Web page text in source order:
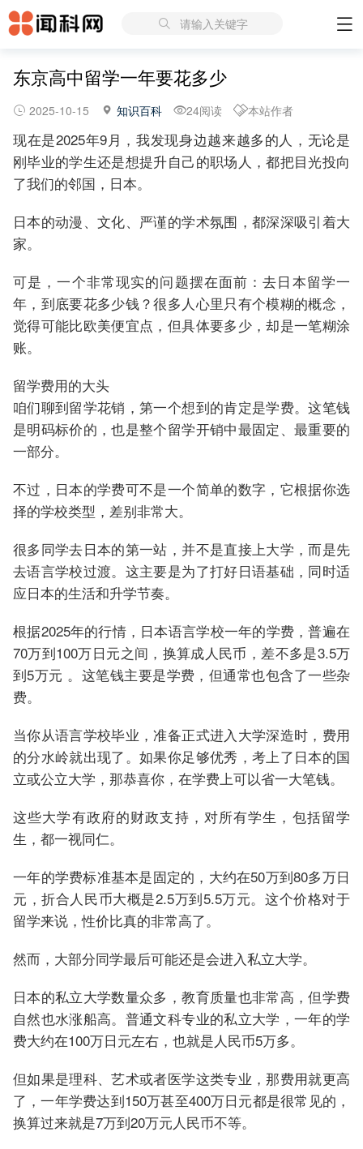
请输入关键字
东京高中留学一年要花多少
2025-10-15 知识百科 24阅读 本站作者
现在是2025年9月，我发现身边越来越多的人，无论是
刚毕业的学生还是想提升自己的职场人，都把目光投向
了我们的邻国，日本。
日本的动漫、文化、严谨的学术氛围，都深深吸引着大
家。
可是，一个非常现实的问题摆在面前：去日本留学一
年，到底要花多少钱？很多人心里只有个模糊的概念，
觉得可能比欧美便宜点，但具体要多少，却是一笔糊涂
账。
留学费用的大头
咱们聊到留学花销，第一个想到的肯定是学费。这笔钱
是明码标价的，也是整个留学开销中最固定、最重要的
一部分。
不过，日本的学费可不是一个简单的数字，它根据你选
择的学校类型，差别非常大。
很多同学去日本的第一站，并不是直接上大学，而是先
去语言学校过渡。这主要是为了打好日语基础，同时适
应日本的生活和升学节奏。
根据2025年的行情，日本语言学校一年的学费，普遍在
70万到100万日元之间，换算成人民币，差不多是3.5万
到5万元 。这笔钱主要是学费，但通常也包含了一些杂
费。
当你从语言学校毕业，准备正式进入大学深造时，费用
的分水岭就出现了。如果你足够优秀，考上了日本的国
立或公立大学，那恭喜你，在学费上可以省一大笔钱。
这些大学有政府的财政支持，对所有学生，包括留学
生，都一视同仁。
一年的学费标准基本是固定的，大约在50万到80多万日
元，折合人民币大概是2.5万到5.5万元。这个价格对于
留学来说，性价比真的非常高了。
然而，大部分同学最后可能还是会进入私立大学。
日本的私立大学数量众多，教育质量也非常高，但学费
自然也水涨船高。普通文科专业的私立大学，一年的学
费大约在100万日元左右，也就是人民币5万多。
但如果是理科、艺术或者医学这类专业，那费用就更高
了，一年学费达到150万甚至400万日元都是很常见的，
换算过来就是7万到20万元人民币不等。